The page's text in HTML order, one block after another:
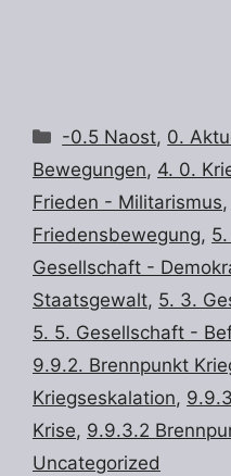
Kategorien
-0.5 Naost, 0.
Bewegungen, 4. 0.
Frieden - Militarismus,
Friedensbewegung,
Gesellschaft -
Staatsgewalt, 5. 3.
5. 5. Gesellschaft -
9.9.2. Brennpunkt
Kriegseskalation,
Krise, 9.9.3.2
Uncategorized